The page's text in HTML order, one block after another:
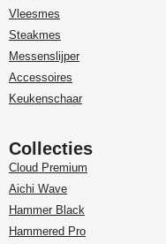
Vleesmes
Steakmes
Messenslijper
Accessoires
Keukenschaar
Collecties
Cloud Premium
Aichi Wave
Hammer Black
Hammered Pro